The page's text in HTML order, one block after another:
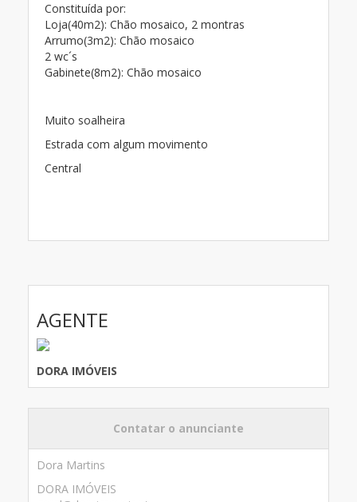
Constituída por:
Loja(40m2): Chão mosaico, 2 montras
Arrumo(3m2): Chão mosaico
2 wc´s
Gabinete(8m2): Chão mosaico
Muito soalheira
Estrada com algum movimento
Central
AGENTE
DORA IMÓVEIS
Contatar o anunciante
Dora Martins
DORA IMÓVEIS